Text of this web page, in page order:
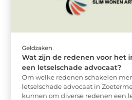
Geldzaken
Wat zijn de redenen voor het
een letselschade advocaat?
Om welke redenen schakelen
letselschade advocaat in
kunnen om diverse redenen een